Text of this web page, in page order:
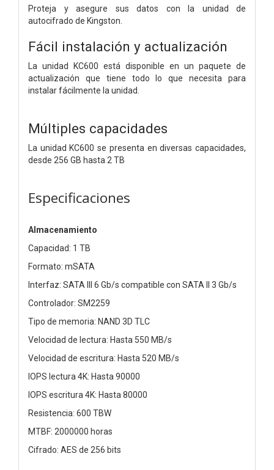
Proteja y asegure sus datos con la unidad de
autocifrado de Kingston.
Fácil instalación y actualización
La unidad KC600 está disponible en un paquete de
actualización que tiene todo lo que necesita para
instalar fácilmente la unidad.
Múltiples capacidades
La unidad KC600 se presenta en diversas capacidades,
desde 256 GB hasta 2 TB
Especificaciones
Almacenamiento
Capacidad: 1 TB
Formato: mSATA
Interfaz: SATA III 6 Gb/s compatible con SATA II 3 Gb/s
Controlador: SM2259
Tipo de memoria: NAND 3D TLC
Velocidad de lectura: Hasta 550 MB/s
Velocidad de escritura: Hasta 520 MB/s
IOPS lectura 4K: Hasta 90000
IOPS escritura 4K: Hasta 80000
Resistencia: 600 TBW
MTBF: 2000000 horas
Cifrado: AES de 256 bits